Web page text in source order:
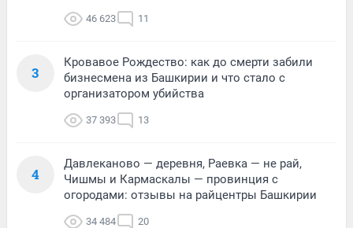
46 623 11
3
Кровавое Рождество: как до смерти забили
бизнесмена из Башкирии и что стало с
организатором убийства
37 393 13
4
Давлеканово — деревня, Раевка — не рай,
Чишмы и Кармаскалы — провинция с
огородами: отзывы на райцентры Башкирии
34 484 20